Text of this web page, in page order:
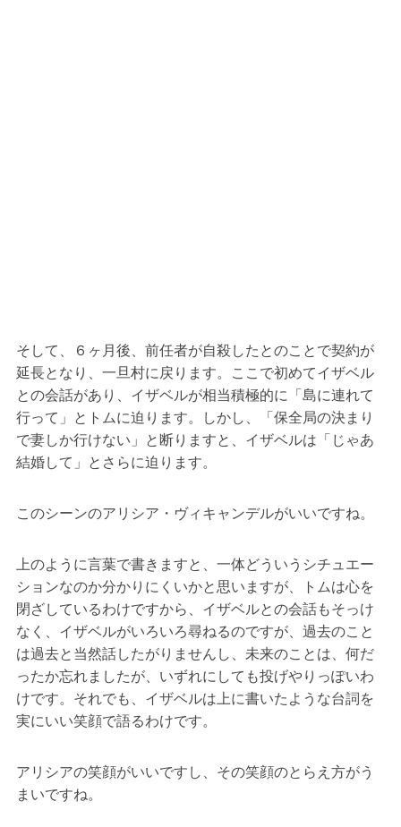
そして、６ヶ月後、前任者が自殺したとのことで契約が
延長となり、一旦村に戻ります。ここで初めてイザベル
との会話があり、イザベルが相当積極的に「島に連れて
行って」とトムに迫ります。しかし、「保全局の決まり
で妻しか行けない」と断りますと、イザベルは「じゃあ
結婚して」とさらに迫ります。
このシーンのアリシア・ヴィキャンデルがいいですね。
上のように言葉で書きますと、一体どういうシチュエー
ションなのか分かりにくいかと思いますが、トムは心を
閉ざしているわけですから、イザベルとの会話もそっけ
なく、イザベルがいろいろ尋ねるのですが、過去のこと
は過去と当然話したがりませんし、未来のことは、何だ
ったか忘れましたが、いずれにしても投げやりっぽいわ
けです。それでも、イザベルは上に書いたような台詞を
実にいい笑顔で語るわけです。
アリシアの笑顔がいいですし、その笑顔のとらえ方がう
まいですね。